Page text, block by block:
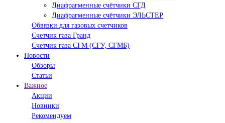
Диафрагменные счётчики СГД
Диафрагменные счётчики ЭЛЬСТЕР
Обвязки для газовых счетчиков
Счетчик газа Гранд
Счетчик газа СГМ (СГУ, СГМБ)
Новости
Обзоры
Статьи
Важное
Акции
Новинки
Рекомендуем